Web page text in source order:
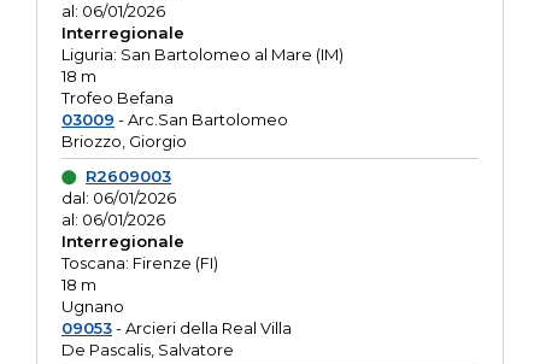
al: 06/01/2026
Interregionale
Liguria: San Bartolomeo al Mare (IM)
18 m
Trofeo Befana
03009 - Arc.San Bartolomeo
Briozzo, Giorgio
R2609003
dal: 06/01/2026
al: 06/01/2026
Interregionale
Toscana: Firenze (FI)
18 m
Ugnano
09053- Arcieri della Real Villa
De Pascalis, Salvatore